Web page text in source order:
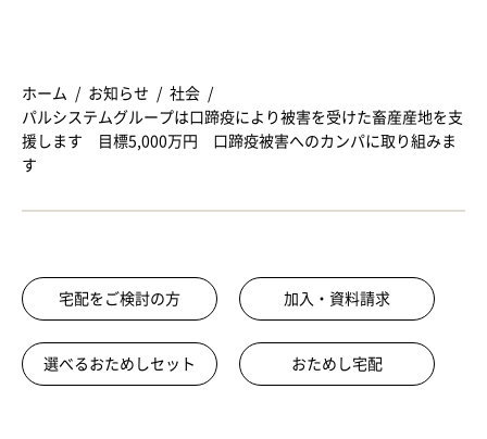
ホーム お知らせ
社会
パルシステムグループは口蹄疫により被害を受けた畜産産地を支
援します 目標5,000万円 口蹄疫被害へのカンパに取り組みま
す
宅配をご検討の方 加入・資料請求
選べるおためしセット おためし宅配